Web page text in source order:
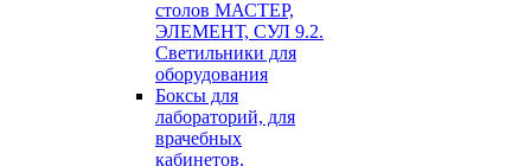
столов МАСТЕР,
ЭЛЕМЕНТ, СУЛ 9.2.
Светильники для
оборудования
Боксы для
лабораторий, для
врачебных
кабинетов,